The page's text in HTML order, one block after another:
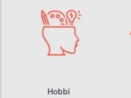
Hobbi